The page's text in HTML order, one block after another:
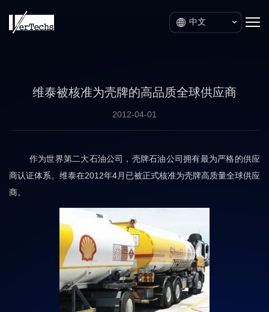
中文
维泰被核准为壳牌的高品质全球供应商
2012-04-01
作为世界第二大石油公司，壳牌石油公司拥有最为严格的供应
商认证体系。维泰在2012年4月已被正式核准为壳牌高质量全球供应
商。